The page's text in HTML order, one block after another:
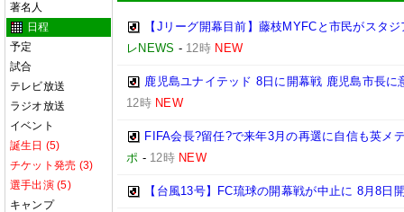
著名人
日程
予定
試合
テレビ放送
ラジオ放送
イベント
誕生日 (5)
チケット発売 (3)
選手出演 (5)
キャンプ
【Jリーグ開幕目前】藤枝MYFCと市民がスタ
レNEWS - 12時 NEW
鹿児島ユナイテッド 8日に開幕戦 鹿児島市長に
12時 NEW
FIFA会長?留任?で来年3月の再選に自信も英メ
ポ - 12時 NEW
【台風13号】FC琉球の開幕戦が中止に 8月8日